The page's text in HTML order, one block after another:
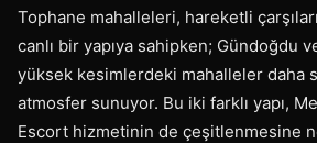
Tophane mahalleleri, hareketli
canlı bir yapıya sahipken; Gündoğdu
yüksek kesimlerdeki mahalleler daha
atmosfer sunuyor. Bu iki farklı yapı,
Escort hizmetinin de çeşitlenmesine